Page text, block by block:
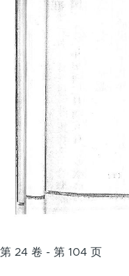
第 24 卷 - 第 104 页